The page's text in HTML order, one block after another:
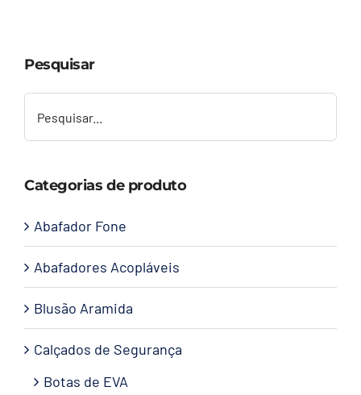
Contato
Pesquisar
Categorias de produto
Abafador Fone
Abafadores Acopláveis
Blusão Aramida
Calçados de Segurança
Botas de EVA